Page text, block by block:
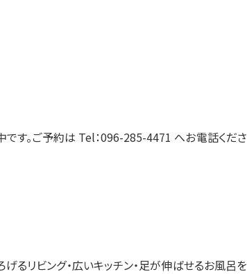
す。ご予約は Tel：096-285-4471 へお電話くださ
げるリビング・広いキッチン・足が伸ばせるお風呂を